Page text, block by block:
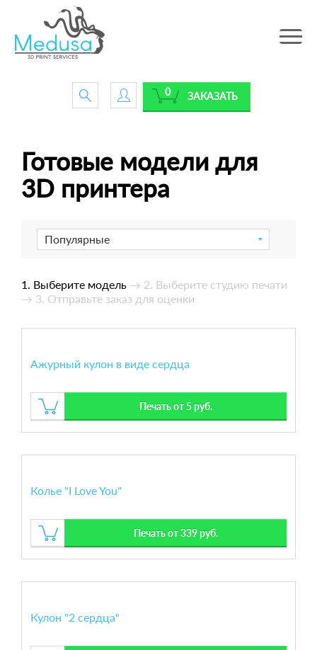
Toggle
ЗАКАЗАТЬ
0
Готовые модели для
3D принтера
Популярные
1. Выберите модель → 2. Выберите студию печати
→ 3. Отправьте заказ для оценки
Ажурный кулон в виде сердца
Печать от 5 руб.
Колье "I Love You"
Печать от 339 руб.
Кулон "2 сердца"